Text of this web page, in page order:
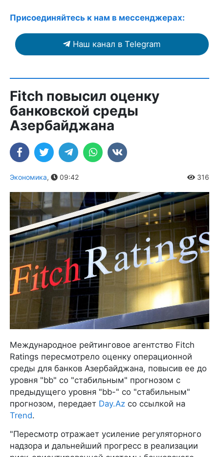
Присоединяйтесь к нам в мессенджерах:
Наш канал в Telegram
Fitch повысил оценку
банковской среды
Азербайджана
Экономика, 09:42 316
Международное рейтинговое агентство Fitch
Ratings пересмотрело оценку операционной
среды для банков Азербайджана, повысив ее до
уровня "bb" со "стабильным" прогнозом с
предыдущего уровня "bb-" со "стабильным"
прогнозом, передает Day.Az со ссылкой на
Trend.
"Пересмотр отражает усиление регуляторного
надзора и дальнейший прогресс в реализации